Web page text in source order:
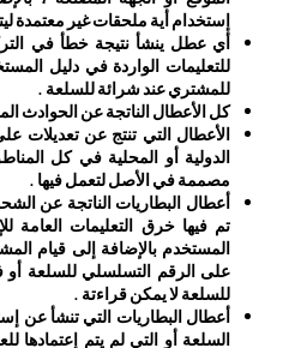
إستخدام أية ملحقات غير معتمدة
أي عطل ينشأ نتيجة خطأ في
للتعليمات الواردة في دليل
للمشتري عند شرائة للسلعة .
كل الأعطال الناتجة عن الحوادث
الأعطال التي تنتج عن تعديلات
الدولية أو المحلية في كل
مصممة في الأصل لتعمل فيها .
أعطال البطاريات الناتجة عن
تم فيها خرق التعليمات العامة
المستخدم بالإضافة إلى قيام
على الرقم التسلسلي للسلعة
للسلعة لا يمكن قراءتة .
أعطال البطاريات التي تنشأ عن
السلعة أو التي لم يتم إعتمادها